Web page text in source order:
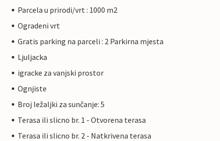
Parcela u prirodi/vrt : 1000 m2
Ogradeni vrt
Gratis parking na parceli : 2 Parkirna mjesta
Ljuljacka
igracke za vanjski prostor
Ognjiste
Broj ležaljki za sunčanje: 5
Terasa ili slicno br. 1 - Otvorena terasa
Terasa ili slicno br. 2 - Natkrivena terasa